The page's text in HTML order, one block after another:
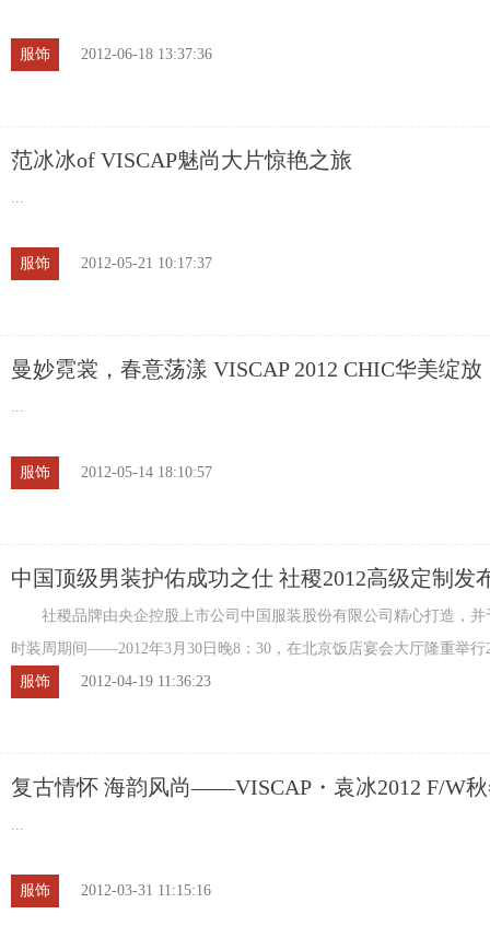
服饰 2012-06-18 13:37:36
范冰冰of VISCAP魅尚大片惊艳之旅
...
服饰 2012-05-21 10:17:37
曼妙霓裳，春意荡漾 VISCAP 2012 CHIC华美绽放
...
服饰 2012-05-14 18:10:57
中国顶级男装护佑成功之仕 社稷2012高级定制发
社稷品牌由央企控股上市公司中国服装股份有限公司精心打造，并
时装周期间——2012年3月30日晚8：30，在北京饭店宴会大厅隆重举行
高级定制发布会。发布会现场，意大利时 ...
服饰 2012-04-19 11:36:23
复古情怀 海韵风尚――VISCAP・袁冰2012 F/W
...
服饰 2012-03-31 11:15:16